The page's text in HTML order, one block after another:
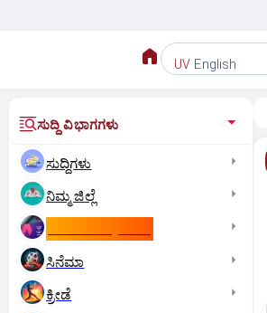
UV English
ಸುದ್ದಿ ವಿಭಾಗಗಳು
ಸುದ್ದಿಗಳು
ನಿಮ್ಮ ಜಿಲ್ಲೆ
ಸಿನೆಮಾ
ಕ್ರೀಡೆ